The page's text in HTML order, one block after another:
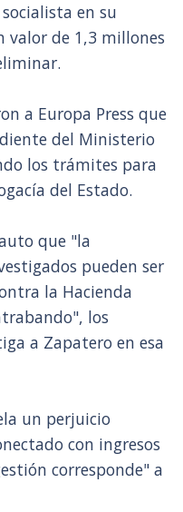
en su
valor de 1,3 millones
a Europa Press que
del Ministerio
los trámites para
del Estado.
que "la
pueden ser
la Hacienda
los
a Zapatero en esa
un perjuicio
con ingresos
corresponde" a